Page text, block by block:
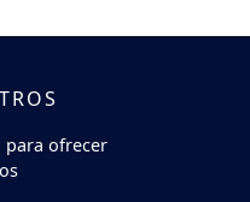
para ofrecer